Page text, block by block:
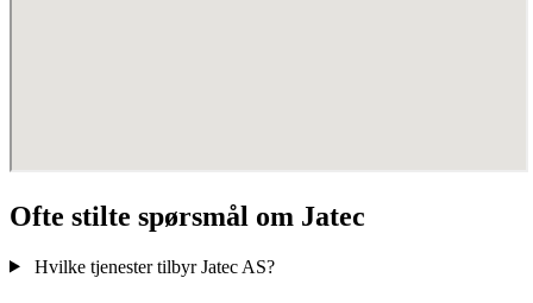
Ofte stilte spørsmål om Jatec
Hvilke tjenester tilbyr Jatec AS?